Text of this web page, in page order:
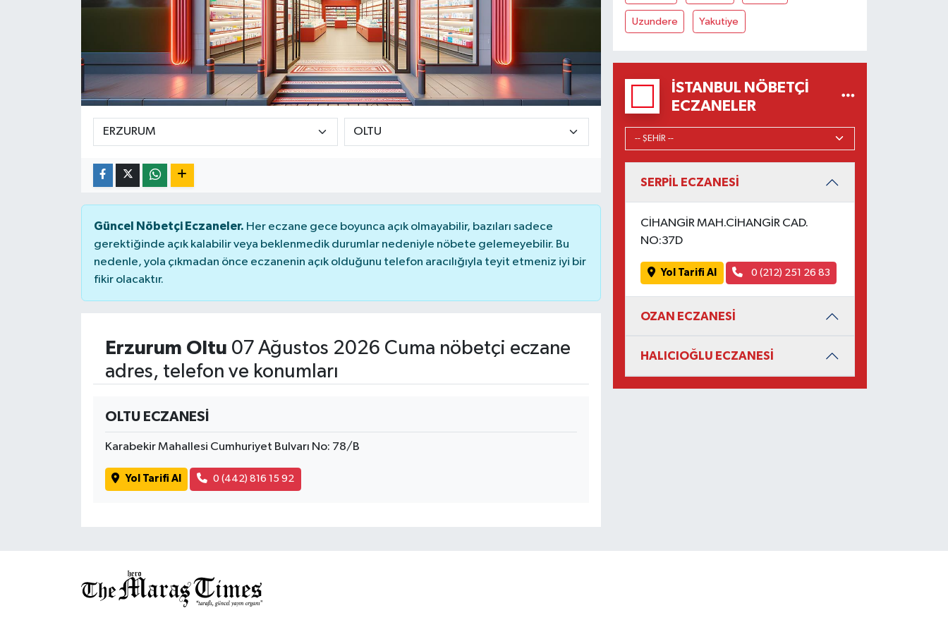
Güncel Nöbetçi Eczaneler. Her eczane gece boyunca açık olmayabilir, bazıları sadece
gerektiğinde açık kalabilir veya beklenmedik durumlar nedeniyle nöbete gelemeyebilir. Bu
nedenle, yola çıkmadan önce eczanenin açık olduğunu telefon aracılığıyla teyit etmeniz iyi bir
fikir olacaktır.
Erzurum Oltu 07 Ağustos 2026 Cuma nöbetçi eczane
adres, telefon ve konumları
OLTU ECZANESİ
Karabekir Mahallesi Cumhuriyet Bulvarı No: 78/B
Yol Tarifi Al 0 (442) 816 15 92
Uzundere Yakutiye
İSTANBUL NÖBETÇI
ECZANELER
SERPİL ECZANESİ
CİHANGİR MAH.CİHANGİR CAD.
NO:37D
Yol Tarifi Al 0 (212) 251 26 83
OZAN ECZANESİ
HALICIOĞLU ECZANESİ
ONİKİŞUBAT
SAĞLIK
SİVİL TOPLUM
SOSYAL YAŞAM
ULUSAL HABERLER